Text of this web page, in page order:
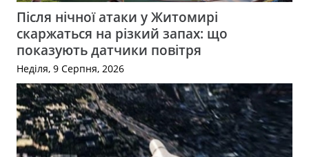
Після нічної атаки у Житомирі
скаржаться на різкий запах: що
показують датчики повітря
Неділя, 9 Серпня, 2026